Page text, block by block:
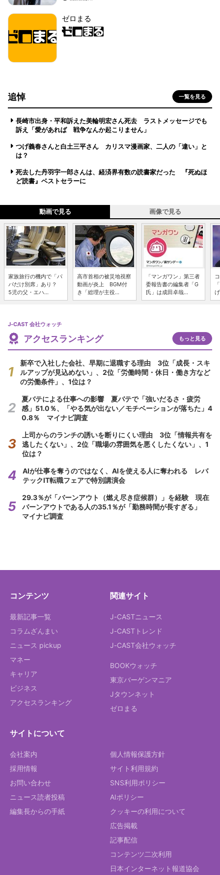
ゼロまる
追悼 一覧を見る
長崎市出身・平和訴えた美輪明宏さん死去 ラストメッセージでも
訴え「愛があれば 戦争なんか起こりません」
つげ義春さんと白土三平さん カリスマ漫画家、二人の「違い」と
は？
死去した丹羽宇一郎さんは、経済界有数の読書家だった 『死ぬほ
ど読書』ベストセラーに
動画で見る 画像で見る
家族旅行の機内で「パ
パだけ別席」あり？
5児の父・エハ...
高市首相の被災地視察
動画が炎上 BGM付
き「総理が主役...
「マンガワン」第三者
委報告書の編集者「G
氏」は成田卓哉...
J-CAST 会社ウォッチ
アクセスランキング もっと見る
新卒で入社した会社、早期に退職する理由 3位「成長・スキ
ルアップが見込めない」、2位「労働時間・休日・働き方など
の労働条件」、1位は？
夏バテによる仕事への影響 夏バテで「強いだるさ・疲労
感」51.0％、「やる気が出ない／モチベーションが落ちた」4
0.8％ マイナビ調査
上司からのランチの誘いを断りにくい理由 3位「情報共有を
逃したくない」、2位「職場の雰囲気を悪くしたくない」、1
位は？
AIが仕事を奪うのではなく、AIを使える人に奪われる レバ
テックIT転職フェアで特別講演会
29.3％が「バーンアウト（燃え尽き症候群）」を経験 現在
バーンアウトである人の35.1％が「勤務時間が長すぎる」
マイナビ調査
コンテンツ
最新記事一覧
コラムざんまい
ニュース pickup
マネー
キャリア
ビジネス
アクセスランキング
関連サイト
J-CASTニュース
J-CASTトレンド
J-CAST会社ウォッチ
BOOKウォッチ
東京バーゲンマニア
Jタウンネット
ゼロまる
サイトについて
会社案内
採用情報
お問い合わせ
ニュース読者投稿
編集長からの手紙
個人情報保護方針
サイト利用規約
SNS利用ポリシー
AIポリシー
クッキーの利用について
広告掲載
記事配信
コンテンツ二次利用
日本インターネット報道協会